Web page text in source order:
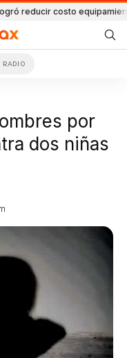
costo equipamiento
RADIO
por
dos niñas